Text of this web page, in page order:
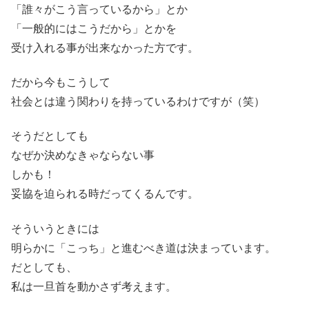
「誰々がこう言っているから」とか
「一般的にはこうだから」とかを
受け入れる事が出来なかった方です。
だから今もこうして
社会とは違う関わりを持っているわけですが（笑）
そうだとしても
なぜか決めなきゃならない事
しかも！
妥協を迫られる時だってくるんです。
そういうときには
明らかに「こっち」と進むべき道は決まっています。
だとしても、
私は一旦首を動かさず考えます。